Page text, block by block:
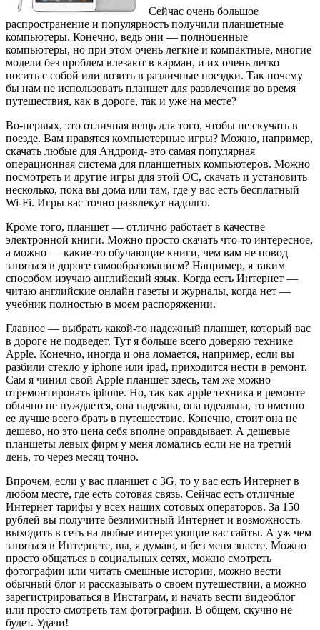
Сейчас очень большое
распространение и популярность получили планшетные
компьютеры. Конечно, ведь они — полноценные
компьютеры, но при этом очень легкие и компактные, многие
модели без проблем влезают в карман, и их очень легко
носить с собой или возить в различные поездки. Так почему
бы нам не использовать планшет для развлечения во время
путешествия, как в дороге, так и уже на месте?
Во-первых, это отличная вещь для того, чтобы не скучать в
поезде. Вам нравятся компьютерные игры? Можно, например,
скачать любые для Андроид- это самая популярная
операционная система для планшетных компьютеров. Можно
посмотреть и другие игры для этой ОС, скачать и установить
несколько, пока вы дома или там, где у вас есть бесплатный
Wi-Fi. Игры вас точно развлекут надолго.
Кроме того, планшет — отлично работает в качестве
электронной книги. Можно просто скачать что-то интересное,
а можно — какие-то обучающие книги, чем вам не повод
заняться в дороге самообразованием? Например, я таким
способом изучаю английский язык. Когда есть Интернет —
читаю английские онлайн газеты и журналы, когда нет —
учебник полностью в моем распоряжении.
Главное — выбрать какой-то надежный планшет, который вас
в дороге не подведет. Тут я больше всего доверяю технике
Apple. Конечно, иногда и она ломается, например, если вы
разбили стекло у iphone или ipad, приходится нести в ремонт.
Сам я чинил свой Apple планшет здесь, там же можно
отремонтировать iphone. Но, так как apple техника в ремонте
обычно не нуждается, она надежна, она идеальна, то именно
ее лучше всего брать в путешествие. Конечно, стоит она не
дешево, но это цена себя вполне оправдывает. А дешевые
планшеты левых фирм у меня ломались если не на третий
день, то через месяц точно.
Впрочем, если у вас планшет с 3G, то у вас есть Интернет в
любом месте, где есть сотовая связь. Сейчас есть отличные
Интернет тарифы у всех наших сотовых операторов. За 150
рублей вы получите безлимитный Интернет и возможность
выходить в сеть на любые интересующие вас сайты. А уж чем
заняться в Интернете, вы, я думаю, и без меня знаете. Можно
просто общаться в социальных сетях, можно смотреть
фотографии или читать смешные истории, можно вести
обычный блог и рассказывать о своем путешествии, а можно
зарегистрироваться в Инстаграм, и начать вести видеоблог
или просто смотреть там фотографии. В общем, скучно не
будет. Удачи!